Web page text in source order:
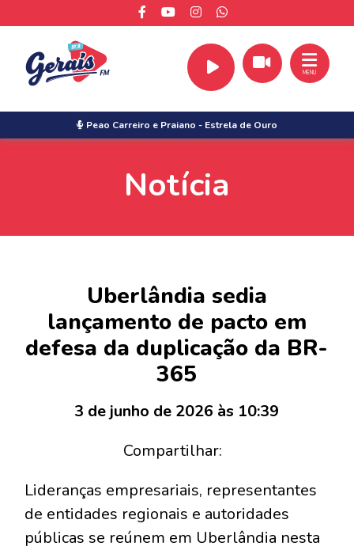
Peao Carreiro e Praiano - Estrela de Ouro
MENU
Notícia
Uberlândia sedia
lançamento de pacto em
defesa da duplicação da BR-
365
3 de junho de 2026 às 10:39
Compartilhar:
Lideranças empresariais, representantes
de entidades regionais e autoridades
públicas se reúnem em Uberlândia nesta